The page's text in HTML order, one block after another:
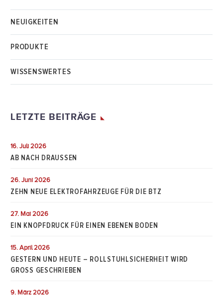
NEUIGKEITEN
PRODUKTE
WISSENSWERTES
LETZTE BEITRÄGE
16. Juli 2026
AB NACH DRAUSSEN
26. Juni 2026
ZEHN NEUE ELEKTROFAHRZEUGE FÜR DIE BTZ
27. Mai 2026
EIN KNOPFDRUCK FÜR EINEN EBENEN BODEN
15. April 2026
GESTERN UND HEUTE – ROLLSTUHLSICHERHEIT WIRD
GROSS GESCHRIEBEN
9. März 2026